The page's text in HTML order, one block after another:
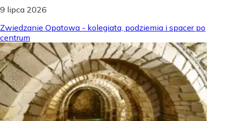
9 lipca 2026
Zwiedzanie Opatowa - kolegiata, podziemia i spacer po
centrum